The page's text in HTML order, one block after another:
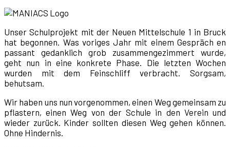
Unser Schulprojekt mit der Neuen Mittelschule 1 in Bruck
hat begonnen. Was voriges Jahr mit einem Gespräch en
passant gedanklich grob zusammengezimmert wurde,
geht nun in eine konkrete Phase. Die letzten Wochen
wurden mit dem Feinschliff verbracht. Sorgsam,
behutsam.
Wir haben uns nun vorgenommen, einen Weg gemeinsam zu
pflastern, einen Weg von der Schule in den Verein und
wieder zurück. Kinder sollten diesen Weg gehen können.
Ohne Hindernis.